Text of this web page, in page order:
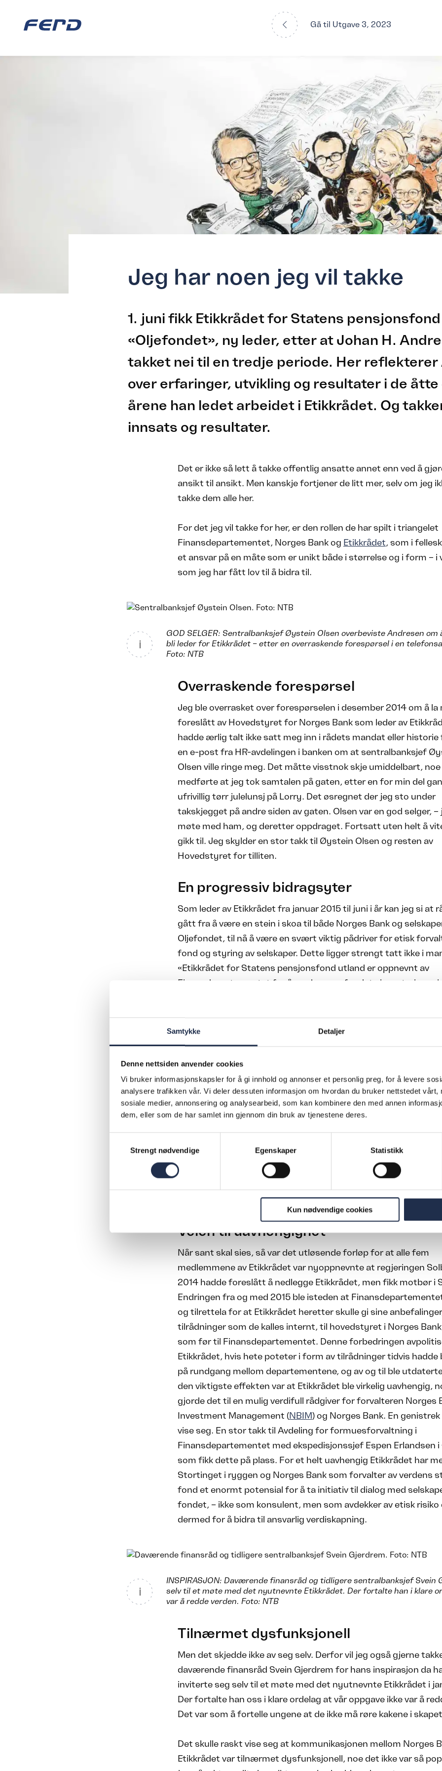
Samtykke Detaljer
Denne nettsiden anvender cookies
Vi bruker informasjonskapsler for å gi innhold og annonser et personlig preg, for å levere
analysere trafikken vår. Vi deler dessuten informasjon om hvordan du bruker nettstedet vårt,
sosiale medier, annonsering og analysearbeid, som kan kombinere den med annen
dem, eller som de har samlet inn gjennom din bruk av tjenestene deres.
Strengt nødvendige
Egenskaper Statistikk
Kun nødvendige cookies
Gå til Utgave 3, 2023
SENTRALE MEDARBEIDERE:
Jeg har noen jeg vil takke
1. juni fikk Etikkrådet for Statens
«Oljefondet», ny leder, etter at Johan H.
takket nei til en tredje periode. Her reflekterer
over erfaringer, utvikling og resultater i de
årene han ledet arbeidet i Etikkrådet. Og
innsats og resultater.
Det er ikke så lett å takke offentlig ansatte annet enn ved å
ansikt til ansikt. Men kanskje fortjener de litt mer, selv om jeg
takke dem alle her.
For det jeg vil takke for her, er den rollen de har spilt i triangelet
Finansdepartementet, Norges Bank og Etikkrådet, som i
et ansvar på en måte som er unikt både i størrelse og i form – i
som jeg har fått lov til å bidra til.
GOD SELGER: Sentralbanksjef Øystein Olsen overbeviste Andresen
bli leder for Etikkrådet – etter en overraskende forespørsel i en
Foto: NTB
Overraskende forespørsel
Jeg ble overrasket over forespørselen i desember 2014 om å la
foreslått av Hovedstyret for Norges Bank som leder av
hadde ærlig talt ikke satt meg inn i rådets mandat eller historie
en e-post fra HR-avdelingen i banken om at sentralbanksjef
Olsen ville ringe meg. Det måtte visstnok skje umiddelbart,
medførte at jeg tok samtalen på gaten, etter en for min del
ufrivillig tørr julelunsj på Lorry. Det øsregnet der jeg sto under
takskjegget på andre siden av gaten. Olsen var en god selger,
møte med ham, og deretter oppdraget. Fortsatt uten helt å
gikk til. Jeg skylder en stor takk til Øystein Olsen og resten av
Hovedstyret for tilliten.
En progressiv bidragsyter
Som leder av Etikkrådet fra januar 2015 til juni i år kan jeg si at
gått fra å være en stein i skoa til både Norges Bank og
Oljefondet, til nå å være en svært viktig pådriver for etisk
fond og styring av selskaper. Dette ligger strengt tatt ikke i
«Etikkrådet for Statens pensjonsfond utland er oppnevnt av
Finansdepartementet for å vurdere om fondets investeringer i
Norges Bank». Men det er veldig få som vet at Etikkrådets
meget progressiv bidragsyter til at Statens pensjonsfond
«ETIKKEN HVILER ALDRI»: De fire medlemmene av Etikkrådet per 31.
sentralbanksjef Øystein Olsen, slik tegner Arild Midthun ser dem. – Arild
tegneseriefiguren Viggo, eller Gaston Lagaffe, som han heter på fransk.
meg i Viggos skikkelse, og laget en godt sett link mellom den store
til Arild Midthun for tillatelsen til å bruke tegningen
Veien til uavhengighet
Når sant skal sies, så var det utløsende forløp for at alle fem
medlemmene av Etikkrådet var nyoppnevnte at regjeringen
2014 hadde foreslått å nedlegge Etikkrådet, men fikk motbør i
Endringen fra og med 2015 ble isteden at
og tilrettela for at Etikkrådet heretter skulle gi sine
tilrådninger som de kalles internt, til hovedstyret i Norges
som før til Finansdepartementet. Denne forbedringen
Etikkrådet, hvis hete poteter i form av tilrådninger tidvis
på rundgang mellom departementene, og av og til ble
den viktigste effekten var at Etikkrådet ble virkelig uavhengig,
gjorde det til en mulig verdifull rådgiver for forvalteren Norges
Investment Management (NBIM) og Norges Bank. En
vise seg. En stor takk til Avdeling for formuesforvaltning i
Finansdepartementet med ekspedisjonssjef Espen Erlandsen i
som fikk dette på plass. For et helt uavhengig Etikkrådet har
Stortinget i ryggen og Norges Bank som forvalter av verdens
fond et enormt potensial for å ta initiativ til dialog med
fondet, – ikke som konsulent, men som avdekker av etisk risiko
dermed for å bidra til ansvarlig verdiskapning.
INSPIRASJON: Daværende finansråd og tidligere sentralbanksjef Svein
selv til et møte med det nyutnevnte Etikkrådet. Der fortalte han i klare
var å redde verden. Foto: NTB
Tilnærmet dysfunksjonell
Men det skjedde ikke av seg selv. Derfor vil jeg også gjerne
daværende finansråd Svein Gjerdrem for hans inspirasjon da
inviterte seg selv til et møte med det nyutnevnte Etikkrådet i
Der fortalte han oss i klare ordelag at vår oppgave ikke var å
Det var som å fortelle ungene at de ikke må røre kakene i
Det skulle raskt vise seg at kommunikasjonen mellom Norges
Etikkrådet var tilnærmet dysfunksjonell, noe det ikke var så